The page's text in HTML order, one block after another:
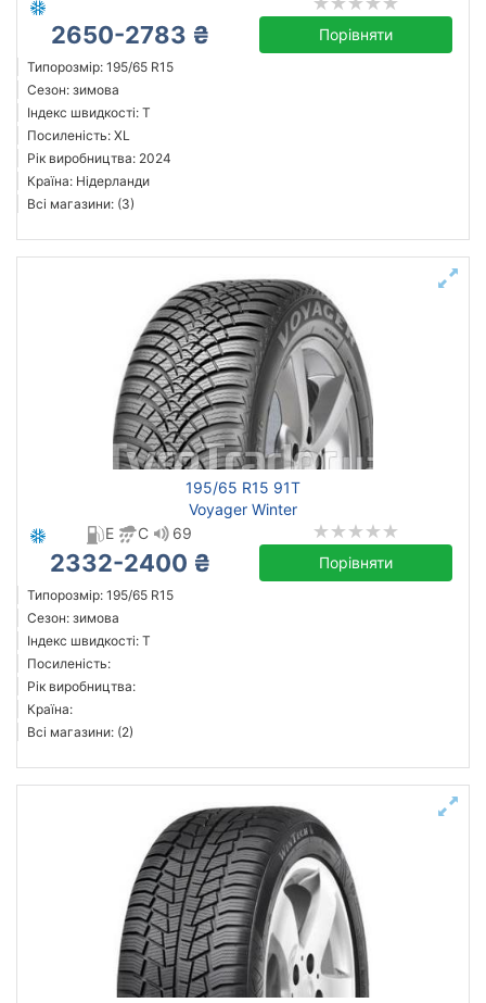
2650-2783 ₴ Порівняти
Типорозмір: 195/65 R15
Сезон: зимова
Індекс швидкості: T
Посиленість: XL
Рік виробництва: 2024
Країна: Нідерланди
Всі магазини: (3)
195/65 R15 91T
Voyager Winter
E
C 69
2332-2400 ₴ Порівняти
Типорозмір: 195/65 R15
Сезон: зимова
Індекс швидкості: T
Посиленість:
Рік виробництва:
Країна:
Всі магазини: (2)